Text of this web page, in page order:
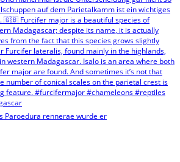
rennerae wurde er